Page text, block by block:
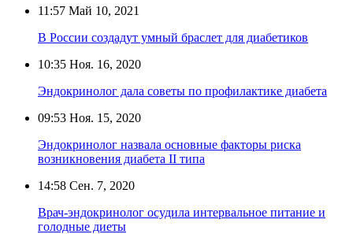
11:57 Май 10, 2021
В России создадут умный браслет для диабетиков
10:35 Ноя. 16, 2020
Эндокринолог дала советы по профилактике диабета
09:53 Ноя. 15, 2020
Эндокринолог назвала основные факторы риска
возникновения диабета II типа
14:58 Сен. 7, 2020
Врач-эндокринолог осудила интервальное питание и
голодные диеты